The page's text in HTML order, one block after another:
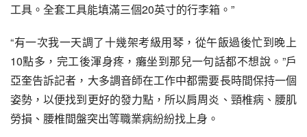
工具。全套工具能填滿三個20英寸的行李箱。”
“有一次我一天調了十幾架考級用琴，從午飯過後忙到晚上
10點多，完工後渾身疼，癱坐到那兒一句話都不想說。”戶
亞奎告訴記者，大多調音師在工作中都需要長時間保持一個
姿勢，以便找到更好的發力點，所以肩周炎、頸椎病、腰肌
勞損、腰椎間盤突出等職業病紛紛找上身。